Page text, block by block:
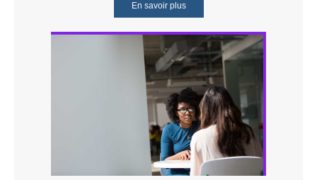
En savoir plus